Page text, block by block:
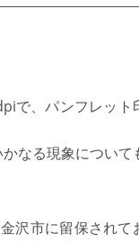
で、パンフレット
なる現象について
沢市に留保されて